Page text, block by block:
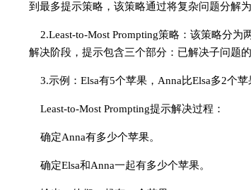
到最多提示策略，该策略通过将复杂问题分解
2.Least-to-Most Prompting策略：该策略分
解决阶段，提示包含三个部分：已解决子问题
3.示例：Elsa有5个苹果，Anna比Elsa多2个
Least-to-Most Prompting提示解决过程：
确定Anna有多少个苹果。
确定Elsa和Anna一起有多少个苹果。